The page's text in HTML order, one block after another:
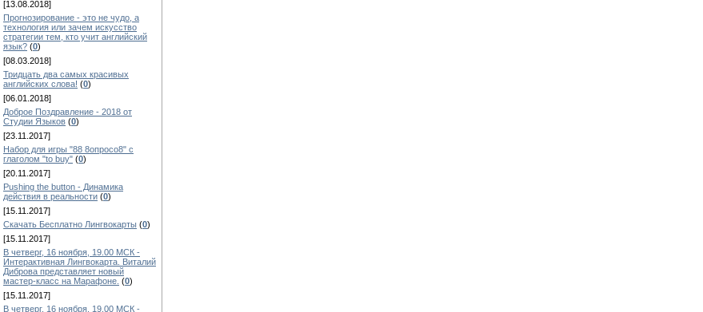
[13.08.2018]
Прогнозирование - это не чудо, а
технология или зачем искусство
стратегии тем, кто учит английский
язык? (0)
[08.03.2018]
Тридцать два самых красивых
английских слова! (0)
[06.01.2018]
Доброе Поздравление - 2018 от
Студии Языков (0)
[23.11.2017]
Набор для игры "88 8опросо8" с
глаголом "to buy" (0)
[20.11.2017]
Pushing the button - Динамика
действия в реальности (0)
[15.11.2017]
Скачать Бесплатно Лингвокарты (0)
[15.11.2017]
В четверг, 16 ноября, 19.00 МСК -
Интерактивная Лингвокарта. Виталий
Диброва представляет новый
мастер-класс на Марафоне. (0)
[15.11.2017]
В четверг, 16 ноября, 19.00 МСК -